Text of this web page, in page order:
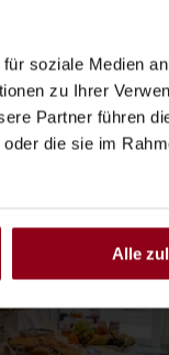
soziale Medien
zu Ihrer
Partner führen
die sie im
Alle